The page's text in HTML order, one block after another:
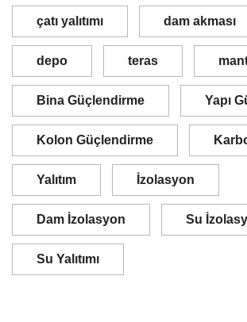
çatı yalıtımı dam akması
depo teras
Bina Güçlendirme Yapı
Kolon Güçlendirme
Yalıtım İzolasyon
Dam İzolasyon Su
Su Yalıtımı